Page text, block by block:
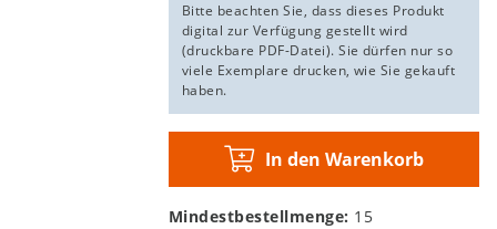
Bitte beachten Sie, dass dieses Produkt
digital zur Verfügung gestellt wird
(druckbare PDF-Datei). Sie dürfen nur so
viele Exemplare drucken, wie Sie gekauft
haben.
In den Warenkorb
Mindestbestellmenge: 15